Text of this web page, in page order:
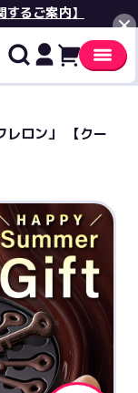
するご案内】
閉じる
レロン」 【クー